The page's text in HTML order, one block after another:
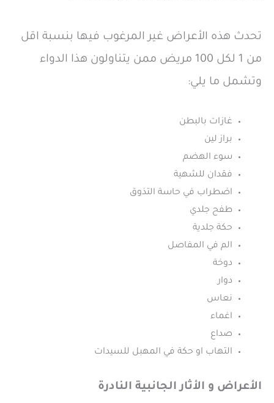
تحدث هذه الأعراض غير المرغوب فيها بنسبة اقل
من 1 لكل 100 مريض ممن يتناولون هذا الدواء
وتشمل ما يلي:
غازات بالبطن
براز لين
سوء الهضم
فقدان للشهية
اضطراب في حاسة التذوق
طفح جلدي
حكة جلدية
الم في المفاصل
دوخة
دوار
نعاس
اغماء
صداع
التهاب او حكة في المهبل للسيدات
الأعراض و الأثار الجانبية النادرة